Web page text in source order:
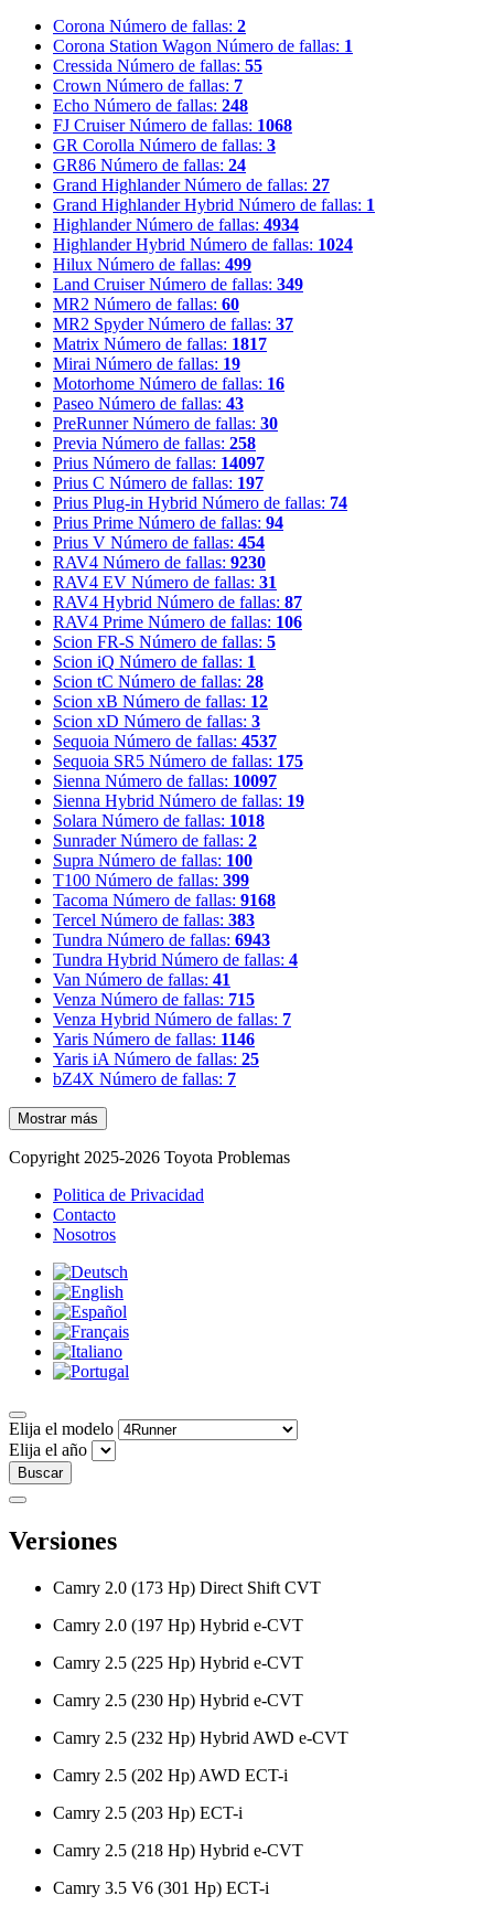
Corona Número de fallas: 2
Corona Station Wagon Número de fallas: 1
Cressida Número de fallas: 55
Crown Número de fallas: 7
Echo Número de fallas: 248
FJ Cruiser Número de fallas: 1068
GR Corolla Número de fallas: 3
GR86 Número de fallas: 24
Grand Highlander Número de fallas: 27
Grand Highlander Hybrid Número de fallas: 1
Highlander Número de fallas: 4934
Highlander Hybrid Número de fallas: 1024
Hilux Número de fallas: 499
Land Cruiser Número de fallas: 349
MR2 Número de fallas: 60
MR2 Spyder Número de fallas: 37
Matrix Número de fallas: 1817
Mirai Número de fallas: 19
Motorhome Número de fallas: 16
Paseo Número de fallas: 43
PreRunner Número de fallas: 30
Previa Número de fallas: 258
Prius Número de fallas: 14097
Prius C Número de fallas: 197
Prius Plug-in Hybrid Número de fallas: 74
Prius Prime Número de fallas: 94
Prius V Número de fallas: 454
RAV4 Número de fallas: 9230
RAV4 EV Número de fallas: 31
RAV4 Hybrid Número de fallas: 87
RAV4 Prime Número de fallas: 106
Scion FR-S Número de fallas: 5
Scion iQ Número de fallas: 1
Scion tC Número de fallas: 28
Scion xB Número de fallas: 12
Scion xD Número de fallas: 3
Sequoia Número de fallas: 4537
Sequoia SR5 Número de fallas: 175
Sienna Número de fallas: 10097
Sienna Hybrid Número de fallas: 19
Solara Número de fallas: 1018
Sunrader Número de fallas: 2
Supra Número de fallas: 100
T100 Número de fallas: 399
Tacoma Número de fallas: 9168
Tercel Número de fallas: 383
Tundra Número de fallas: 6943
Tundra Hybrid Número de fallas: 4
Van Número de fallas: 41
Venza Número de fallas: 715
Venza Hybrid Número de fallas: 7
Yaris Número de fallas: 1146
Yaris iA Número de fallas: 25
bZ4X Número de fallas: 7
Mostrar más
Copyright 2025-2026 Toyota Problemas
Politica de Privacidad
Contacto
Nosotros
Elija el modelo
Elija el año
Buscar
Versiones
Camry 2.0 (173 Hp) Direct Shift CVT
Camry 2.0 (197 Hp) Hybrid e-CVT
Camry 2.5 (225 Hp) Hybrid e-CVT
Camry 2.5 (230 Hp) Hybrid e-CVT
Camry 2.5 (232 Hp) Hybrid AWD e-CVT
Camry 2.5 (202 Hp) AWD ECT-i
Camry 2.5 (203 Hp) ECT-i
Camry 2.5 (218 Hp) Hybrid e-CVT
Camry 3.5 V6 (301 Hp) ECT-i